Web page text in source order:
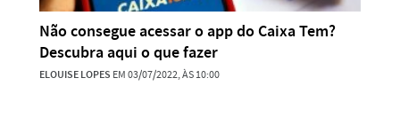
Não consegue acessar o app do Caixa Tem?
Descubra aqui o que fazer
ELOUISE LOPES EM 03/07/2022, ÀS 10:00